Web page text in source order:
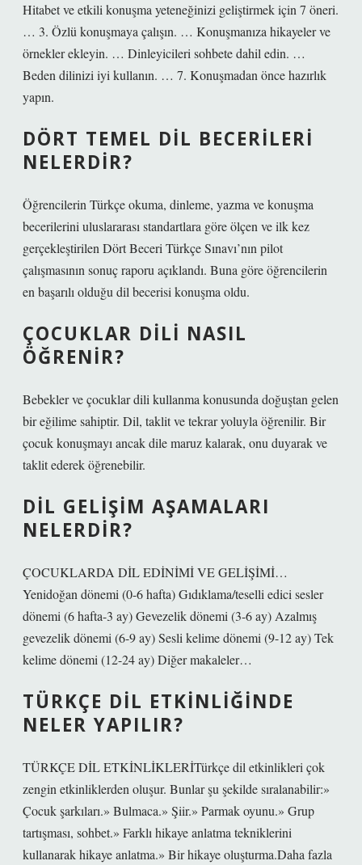
Hitabet ve etkili konuşma yeteneğinizi geliştirmek için 7 öneri.
… 3. Özlü konuşmaya çalışın. … Konuşmanıza hikayeler ve
örnekler ekleyin. … Dinleyicileri sohbete dahil edin. …
Beden dilinizi iyi kullanın. … 7. Konuşmadan önce hazırlık
yapın.
DÖRT TEMEL DIL BECERILERI
NELERDIR?
Öğrencilerin Türkçe okuma, dinleme, yazma ve konuşma
becerilerini uluslararası standartlara göre ölçen ve ilk kez
gerçekleştirilen Dört Beceri Türkçe Sınavı’nın pilot
çalışmasının sonuç raporu açıklandı. Buna göre öğrencilerin
en başarılı olduğu dil becerisi konuşma oldu.
ÇOCUKLAR DILI NASIL
ÖĞRENIR?
Bebekler ve çocuklar dili kullanma konusunda doğuştan gelen
bir eğilime sahiptir. Dil, taklit ve tekrar yoluyla öğrenilir. Bir
çocuk konuşmayı ancak dile maruz kalarak, onu duyarak ve
taklit ederek öğrenebilir.
DIL GELIŞIM AŞAMALARI
NELERDIR?
ÇOCUKLARDA DİL EDİNİMİ VE GELİŞİMİ…
Yenidoğan dönemi (0-6 hafta) Gıdıklama/teselli edici sesler
dönemi (6 hafta-3 ay) Gevezelik dönemi (3-6 ay) Azalmış
gevezelik dönemi (6-9 ay) Sesli kelime dönemi (9-12 ay) Tek
kelime dönemi (12-24 ay) Diğer makaleler…
TÜRKÇE DIL ETKINLIĞINDE
NELER YAPILIR?
TÜRKÇE DİL ETKİNLİKLERİTürkçe dil etkinlikleri çok
zengin etkinliklerden oluşur. Bunlar şu şekilde sıralanabilir:»
Çocuk şarkıları.» Bulmaca.» Şiir.» Parmak oyunu.» Grup
tartışması, sohbet.» Farklı hikaye anlatma tekniklerini
kullanarak hikaye anlatma.» Bir hikaye oluşturma.Daha fazla